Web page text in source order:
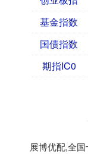
基金指数
国债指数
期指IC0
展博优配,全